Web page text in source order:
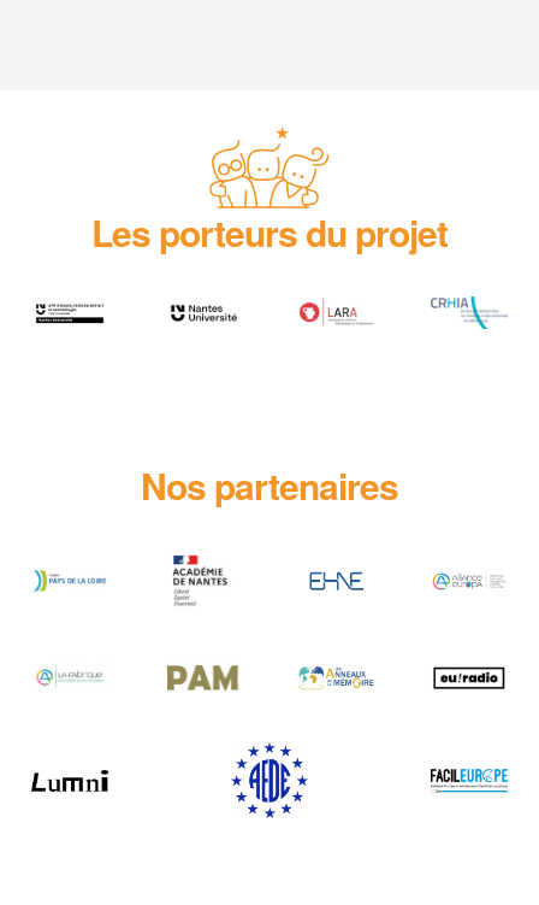
Les porteurs du projet
Nos partenaires